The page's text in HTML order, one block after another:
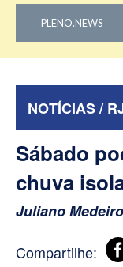
PLENO.NEWS
NOTÍCIAS /
Sábado
chuva
Juliano
Compartilhe: